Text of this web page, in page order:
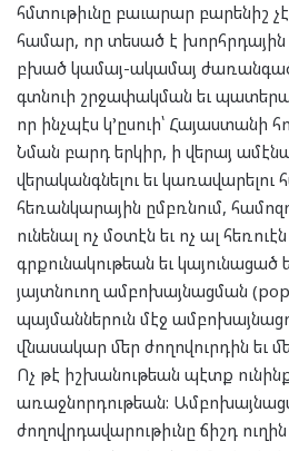
հմտութիւնը բաւարար բարենիշ
համար, որ տեսած է խորհրդային
բխած կամայ-ակամայ ժառանգած
գտնուի շրջափակման եւ
որ ինչպէս կ’ըսուի՝ Հայաստանի
Նման բարդ երկիր, ի վերայ
վերականգնելու եւ
հեռանկարային ըմբռնում,
ունենալ ոչ մօտէն եւ ոչ ալ
գրքունակութեան եւ կայունացած
յայտնուող ամբոխայնացման
պայմաններուն մէջ
վնասակար մեր ժողովուրդին եւ
Ոչ թէ իշխանութեան պէտք ունինք
առաջնորդութեան:
ժողովրդավարութիւնը ճիշդ ուղին